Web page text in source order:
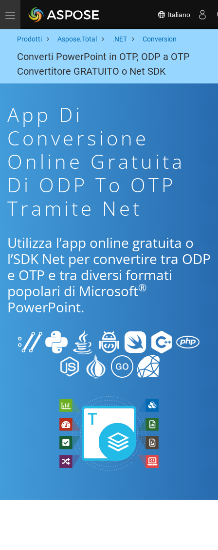
Toggle navigation Italiano
Prodotti Aspose.Total .NET Conversion
Converti PowerPoint in OTP, ODP a OTP
Convertitore GRATUITO o Net SDK
App Di
Conversione
Online Gratuita
Di ODP To OTP
Tramite Net
Utilizza l’app online gratuita o
l’SDK Net per convertire tra ODP
e OTP e tra diversi formati
popolari di Microsoft®
PowerPoint.